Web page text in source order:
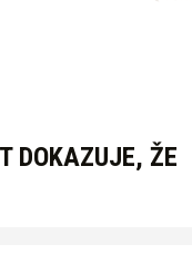
DOKAZUJE, ŽE